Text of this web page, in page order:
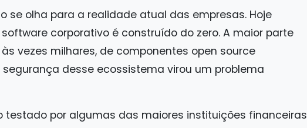
se olha para a realidade atual das empresas. Hoje
corporativo é construído do zero. A maior parte
vezes milhares, de componentes open source
desse ecossistema virou um problema
testado por algumas das maiores instituições financeiras